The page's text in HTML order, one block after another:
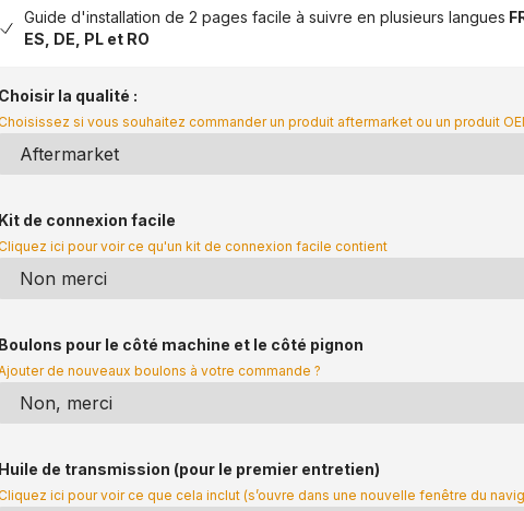
Guide d'installation de 2 pages facile à suivre en plusieurs langues
ES, DE, PL et RO
Choisir la qualité :
si vous souhaitez commander un produit aftermarket ou un produit
Kit de connexion facile
ici pour voir ce qu'un kit de connexion facile contient
Boulons pour le côté machine et le côté pignon
de nouveaux boulons à votre commande ?
Huile de transmission (pour le premier entretien)
ici pour voir ce que cela inclut (s’ouvre dans une nouvelle fenêtre du